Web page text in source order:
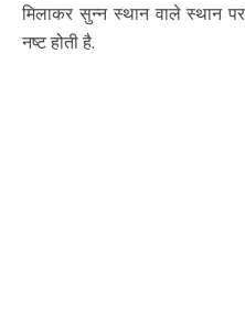
मिलाकर सुन्न स्थान वाले स्थान
नष्ट होती है.